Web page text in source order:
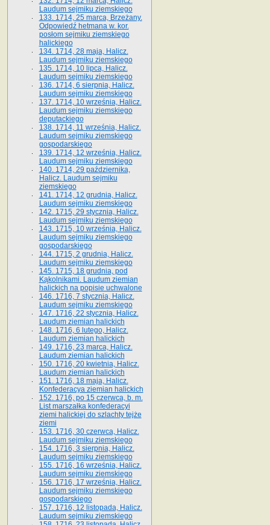
Laudum sejmiku ziemskiego
133. 1714, 25 marca, Brzeżany.
Odpowiedź hetmana w. kor.
posłom sejmiku ziemskiego
halickiego
134. 1714, 28 maja, Halicz.
Laudum sejmiku ziemskiego
135. 1714, 10 lipca, Halicz.
Laudum sejmiku ziemskiego
136. 1714, 6 sierpnia, Halicz.
Laudum sejmiku ziemskiego
137. 1714, 10 września, Halicz.
Laudum sejmiku ziemskiego
deputackiego
138. 1714, 11 września, Halicz.
Laudum sejmiku ziemskiego
gospodarskiego
139. 1714, 12 września, Halicz.
Laudum sejmiku ziemskiego
140. 1714, 29 października,
Halicz. Laudum sejmiku
ziemskiego
141. 1714, 12 grudnia, Halicz.
Laudum sejmiku ziemskiego
142. 1715, 29 stycznia, Halicz.
Laudum sejmiku ziemskiego
143. 1715, 10 września, Halicz.
Laudum sejmiku ziemskiego
gospodarskiego
144. 1715, 2 grudnia, Halicz.
Laudum sejmiku ziemskiego
145. 1715, 18 grudnia, pod
Kąkolnikami. Laudum ziemian
halickich na popisie uchwalone
146. 1716, 7 stycznia, Halicz.
Laudum sejmiku ziemskiego
147. 1716, 22 stycznia, Halicz.
Laudum ziemian halickich
148. 1716, 6 lutego, Halicz.
Laudum ziemian halickich
149. 1716, 23 marca, Halicz.
Laudum ziemian halickich
150. 1716, 20 kwietnia, Halicz.
Laudum ziemian halickich
151. 1716, 18 maja, Halicz.
Konfederacya ziemian halickich
152. 1716, po 15 czerwca, b. m.
List marszałka konfederacyi
ziemi halickiej do szlachty tejże
ziemi
153. 1716, 30 czerwca, Halicz.
Laudum sejmiku ziemskiego
154. 1716, 3 sierpnia, Halicz.
Laudum sejmiku ziemskiego
155. 1716, 16 września, Halicz.
Laudum sejmiku ziemskiego
156. 1716, 17 września, Halicz.
Laudum sejmiku ziemskiego
gospodarskiego
157. 1716, 12 listopada, Halicz.
Laudum sejmiku ziemskiego